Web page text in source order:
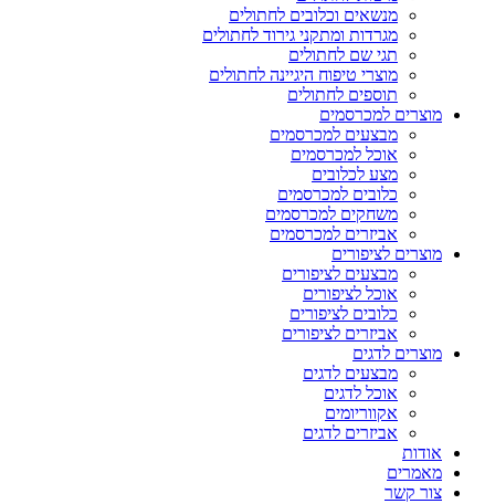
מנשאים וכלובים לחתולים
מגרדות ומתקני גירוד לחתולים
תגי שם לחתולים
מוצרי טיפוח היגיינה לחתולים
תוספים לחתולים
מוצרים למכרסמים
מבצעים למכרסמים
אוכל למכרסמים
מצע לכלובים
כלובים למכרסמים
משחקים למכרסמים
אביזרים למכרסמים
מוצרים לציפורים
מבצעים לציפורים
אוכל לציפורים
כלובים לציפורים
אביזרים לציפורים
מוצרים לדגים
מבצעים לדגים
אוכל לדגים
אקווריומים
אביזרים לדגים
אודות
מאמרים
צור קשר